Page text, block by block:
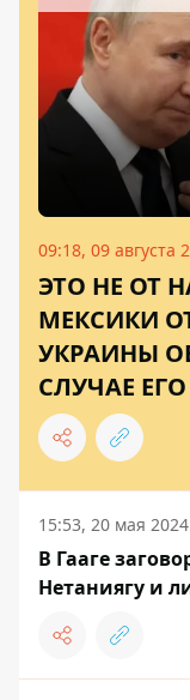
09:18, 09 августа
ЭТО НЕ ОТ
МЕКСИКИ
УКРАИНЫ
СЛУЧАЕ
15:53, 20 мая 2024
В Гааге
Нетаниягу и